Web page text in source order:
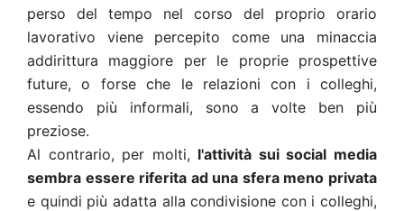
perso del tempo nel corso del proprio orario
lavorativo viene percepito come una minaccia
addirittura maggiore per le proprie prospettive
future, o forse che le relazioni con i colleghi,
essendo più informali, sono a volte ben più
preziose.
Al contrario, per molti, l'attività sui social media
sembra essere riferita ad una sfera meno privata
e quindi più adatta alla condivisione con i colleghi,